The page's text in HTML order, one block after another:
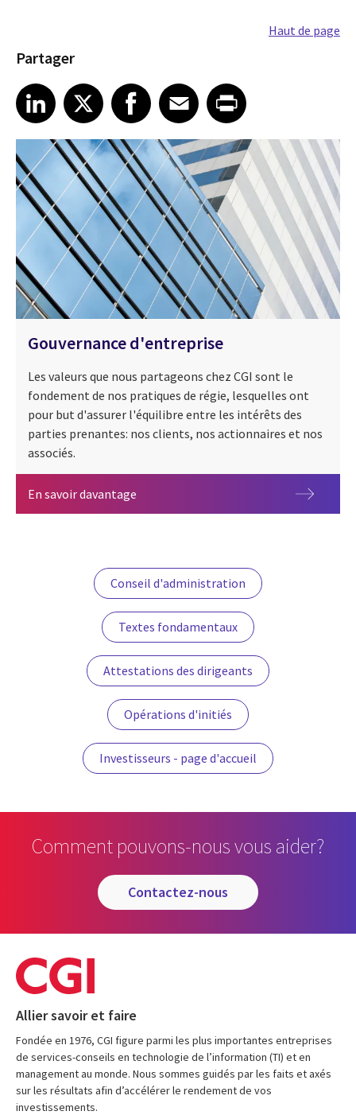
Haut de page
Partager
Share article on LinkedIn
LinkedIn
Share article on XShare article on Facebook
Facebook
Share article on Email
EmailShare article on Print
Gouvernance d'entreprise
Les valeurs que nous partageons chez CGI sont le
fondement de nos pratiques de régie, lesquelles ont
pour but d'assurer l'équilibre entre les intérêts des
parties prenantes: nos clients, nos actionnaires et nos
associés.
En savoir davantage
Conseil d'administration
Textes fondamentaux
Attestations des dirigeants
Opérations d'initiés
Investisseurs - page d'accueil
Comment pouvons-nous vous aider?
contactez-nous
Allier savoir et faire
Fondée en 1976, CGI figure parmi les plus importantes entreprises
de services-conseils en technologie de l’information (TI) et en
management au monde. Nous sommes guidés par les faits et axés
sur les résultats afin d’accélérer le rendement de vos
investissements.